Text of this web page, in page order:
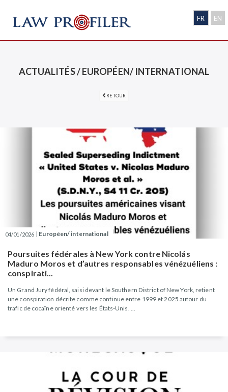
FR EN
ACTUALITÉS / EUROPÉEN/ INTERNATIONAL
RETOUR
04/01/2026 | Européen/ international
Poursuites fédérales à New York contre Nicolás
Maduro Moros et d’autres responsables vénézuéliens :
conspirati...
Un Grand Jury fédéral, saisi devant le Southern District of New York, retient
une conspiration décrite comme continue entre 1999 et 2025 autour du
trafic de cocaïne orienté vers les États-Unis. ...